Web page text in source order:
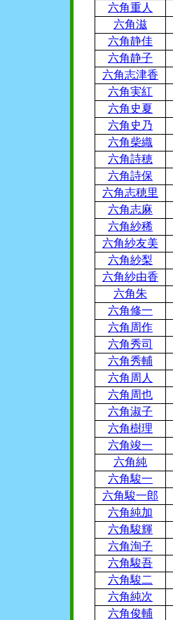
六角重人
六角滋
六角静佳
六角静子
六角志津香
六角実紅
六角史夏
六角史乃
六角柴織
六角詩穂
六角詩保
六角志穂里
六角志麻
六角紗稀
六角紗友美
六角紗梨
六角紗由香
六角朱
六角修一
六角周作
六角秀司
六角秀輔
六角周人
六角周也
六角淑子
六角樹理
六角竣一
六角純
六角駿一
六角駿一郎
六角純加
六角駿輝
六角洵子
六角駿吾
六角駿二
六角純次
六角俊輔